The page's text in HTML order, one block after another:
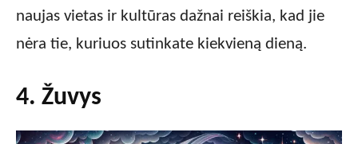
naujas vietas ir kultūras dažnai reiškia, kad jie
nėra tie, kuriuos sutinkate kiekvieną dieną.
4. Žuvys